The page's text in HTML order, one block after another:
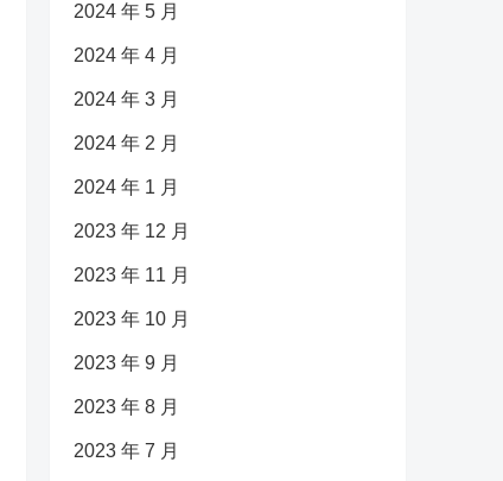
2024 年 5 月
2024 年 4 月
2024 年 3 月
2024 年 2 月
2024 年 1 月
2023 年 12 月
2023 年 11 月
2023 年 10 月
2023 年 9 月
2023 年 8 月
2023 年 7 月